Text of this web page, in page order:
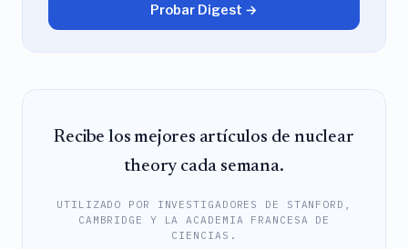
Probar Digest →
Recibe los mejores artículos de nuclear
theory cada semana.
UTILIZADO POR INVESTIGADORES DE STANFORD,
CAMBRIDGE Y LA ACADEMIA FRANCESA DE
CIENCIAS.